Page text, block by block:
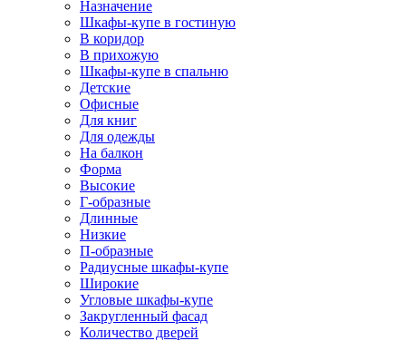
Назначение
Шкафы-купе в гостиную
В коридор
В прихожую
Шкафы-купе в спальню
Детские
Офисные
Для книг
Для одежды
На балкон
Форма
Высокие
Г-образные
Длинные
Низкие
П-образные
Радиусные шкафы-купе
Широкие
Угловые шкафы-купе
Закругленный фасад
Количество дверей